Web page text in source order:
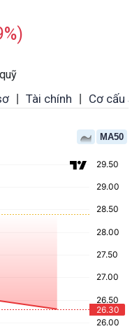
Tài chính Cơ cấu
MA50